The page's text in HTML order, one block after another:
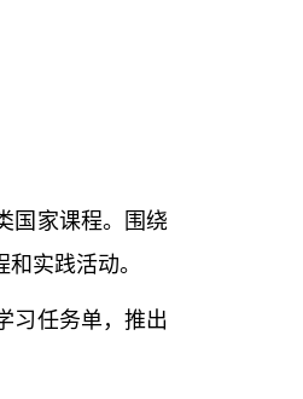
国家课程。围绕
实践活动。
习任务单，推出